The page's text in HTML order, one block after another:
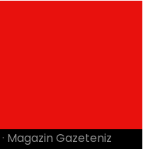
· Magazin Gazeteniz